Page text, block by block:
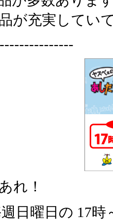
が充実してい
れ！
日曜日の 17